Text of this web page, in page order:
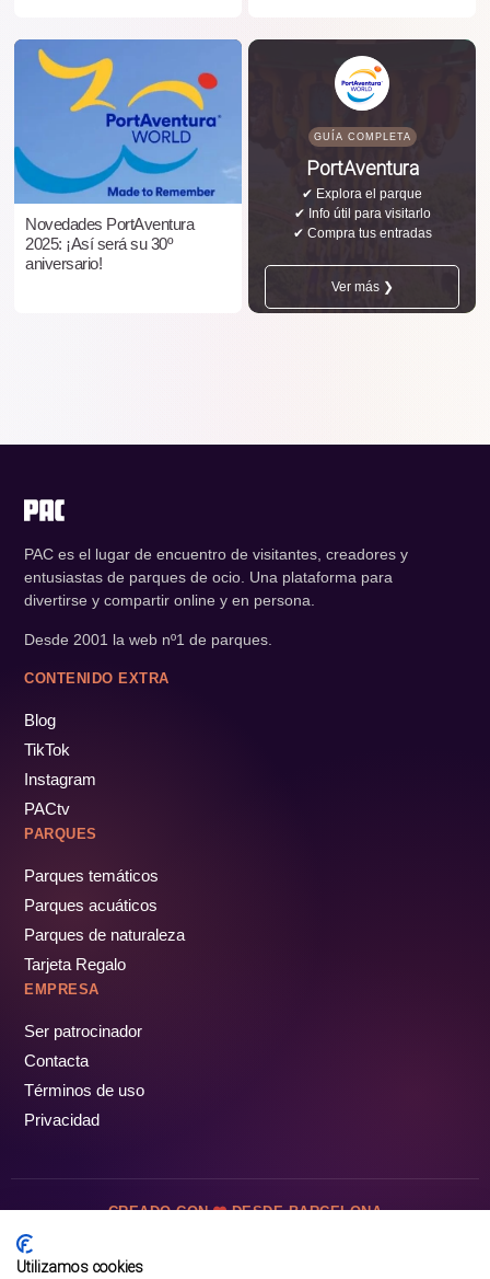
Novedades PortAventura
2025: ¡Así será su 30º
aniversario!
GUÍA COMPLETA
PortAventura
✔ Explora el parque
✔ Info útil para visitarlo
✔ Compra tus entradas
Ver más ❯
PAC es el lugar de encuentro de visitantes, creadores y
entusiastas de parques de ocio. Una plataforma para
divertirse y compartir online y en persona.
Desde 2001 la web nº1 de parques.
CONTENIDO EXTRA
Blog
TikTok
Instagram
PACtv
PARQUES
Parques temáticos
Parques acuáticos
Parques de naturaleza
Tarjeta Regalo
EMPRESA
Ser patrocinador
Contacta
Términos de uso
Privacidad
CREADO CON DESDE BARCELONA
Utilizamos cookies